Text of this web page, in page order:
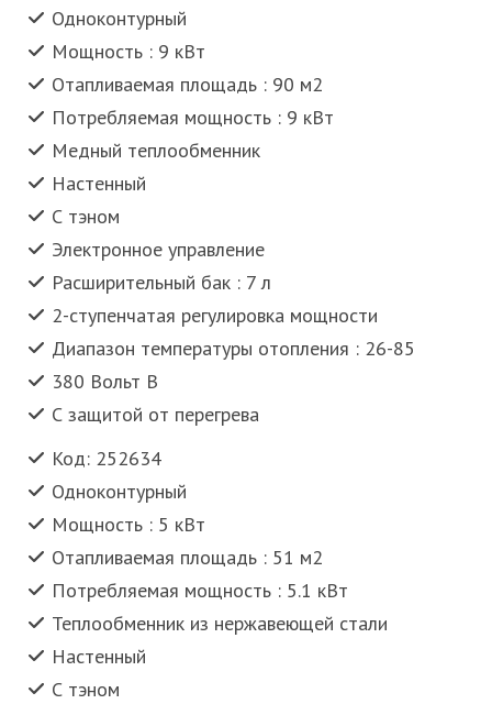
Одноконтурный
Мощность : 9 кВт
Отапливаемая площадь : 90 м2
Потребляемая мощность : 9 кВт
Медный теплообменник
Настенный
С тэном
Электронное управление
Расширительный бак : 7 л
2-ступенчатая регулировка мощности
Диапазон температуры отопления : 26-85
380 Вольт В
С защитой от перегрева
Код: 252634
Одноконтурный
Мощность : 5 кВт
Отапливаемая площадь : 51 м2
Потребляемая мощность : 5.1 кВт
Теплообменник из нержавеющей стали
Настенный
С тэном